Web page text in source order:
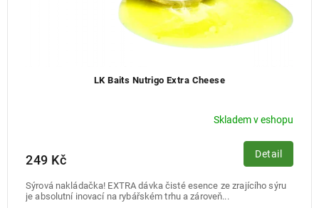
LK Baits Nutrigo Extra Cheese
Skladem v eshopu
249 Kč Detail
Sýrová nakládačka! EXTRA dávka čisté esence ze zrajícího sýru
je absolutní inovací na rybářském trhu a zároveň...